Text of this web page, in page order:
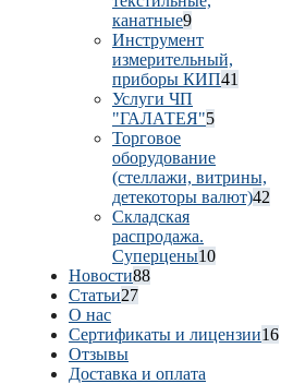
канатные9
Инструмент
измерительный,
приборы КИП41
Услуги ЧП
"ГАЛАТЕЯ"5
Торговое
оборудование
(стеллажи, витрины,
детекоторы валют)42
Складская
распродажа.
Суперцены10
Новости88
Статьи27
О нас
Сертификаты и лицензии16
Отзывы
Доставка и оплата